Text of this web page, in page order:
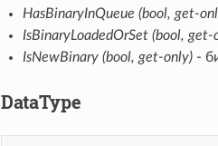
HasBinaryInQueue (bool, get-
IsBinaryLoadedOrSet (bool, get-
IsNewBinary (bool, get-only)-
DataType